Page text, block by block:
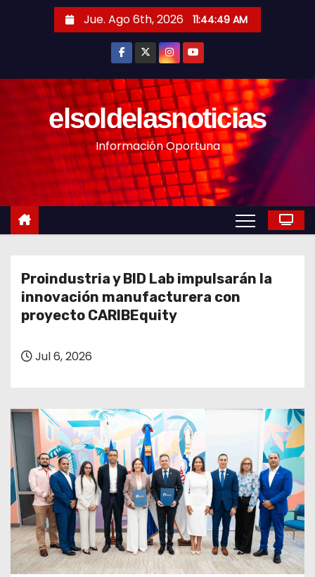
n
Jue. Ago 6th, 2026 11:44:51 AM
elsoldelasnoticias
Información Oportuna
Proindustria y BID Lab impulsarán la
innovación manufacturera con
proyecto CARIBEquity
Jul 6, 2026